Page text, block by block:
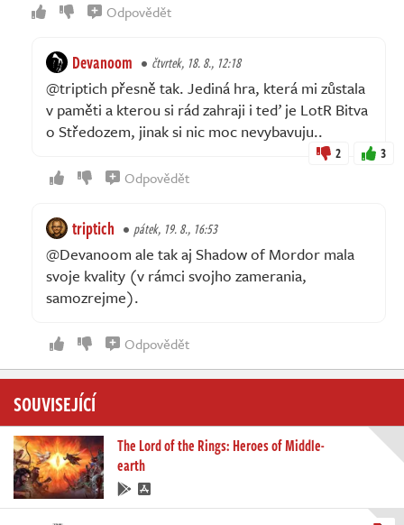
Odpovědět
Devanoom čtvrtek, 18. 8., 12:18
@triptich přesně tak. Jediná hra, která mi zůstala
v paměti a kterou si rád zahraji i teď je LotR Bitva
o Středozem, jinak si nic moc nevybavuju..
2 3
Odpovědět
triptich pátek, 19. 8., 16:53
@Devanoom ale tak aj Shadow of Mordor mala
svoje kvality (v rámci svojho zamerania,
samozrejme).
Odpovědět
SOUVISEJÍCÍ
The Lord of the Rings: Heroes of Middle-
earth